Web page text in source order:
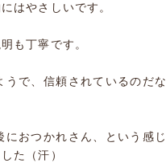
はやさしいです。
も丁寧です。
で、信頼されているのだな
おつかれさん、という感じ
た（汗）